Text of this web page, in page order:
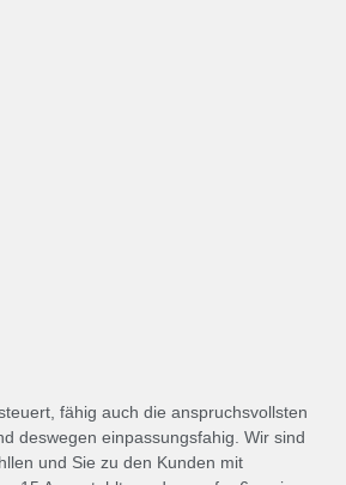
fähig auch die anspruchsvollsten
deswegen einpassungsfahig. Wir sind
und Sie zu den Kunden mit